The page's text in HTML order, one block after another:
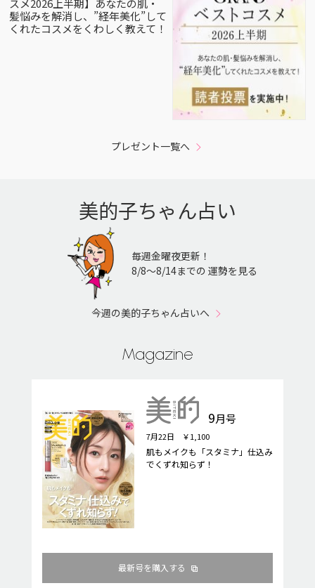
スメ2026上半期】あなたの肌・
髪悩みを解消し、”経年美化”して
くれたコスメをくわしく教えて！
プレゼント一覧へ
美的子ちゃん占い
毎週金曜夜更新！
8/8〜8/14までの 運勢を見る
今週の美的子ちゃん占いへ
Magazine
9月号
7月22日 ￥1,100
肌もメイクも「スタミナ」仕込み
でくずれ知らず！
最新号を購入する